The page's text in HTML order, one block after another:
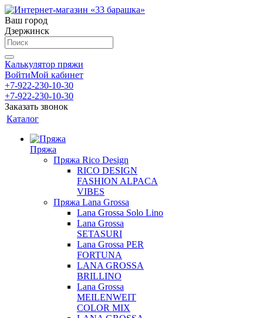
Ваш город
Дзержинск
Калькулятор пряжи
ВойтиМой кабинет
+7-922-230-10-30
+7-922-230-10-30
Заказать звонок
Каталог
Пряжа
Пряжа Rico Design
RICO DESIGN
FASHION ALPACA
VIBES
Пряжа Lana Grossa
Lana Grossa Solo Lino
Lana Grossa
SETASURI
Lana Grossa PER
FORTUNA
LANA GROSSA
BRILLINO
Lana Grossa
MEILENWEIT
COLOR MIX